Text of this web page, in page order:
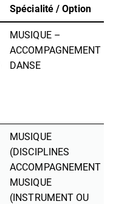
Spécialité / Option
MUSIQUE –
ACCOMPAGNEMENT
DANSE
MUSIQUE
(DISCIPLINES
ACCOMPAGNEMENT
MUSIQUE
(INSTRUMENT OU